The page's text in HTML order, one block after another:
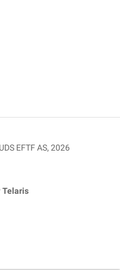
EFTF AS, 2026
Telaris